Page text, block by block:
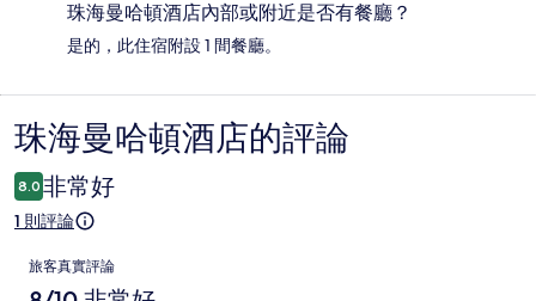
珠海曼哈頓酒店內部或附近是否有餐廳？
是的，此住宿附設 1 間餐廳。
評
論
珠海曼哈頓酒店的評論
8.0 非常好
1 則評論
評
旅客真實評論